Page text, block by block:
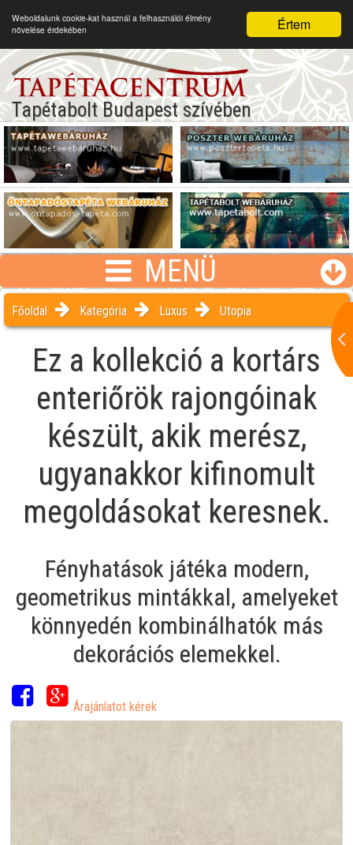
Értem
Weboldalunk cookie-kat használ a felhasználói élmény
növelése érdekében
Tapétabolt Budapest szívében
MENÜ
Főoldal Kategória Luxus Utopia
Ez a kollekció a kortárs
enteriőrök rajongóinak
készült, akik merész,
ugyanakkor kifinomult
megoldásokat keresnek.
Fényhatások játéka modern,
geometrikus mintákkal, amelyeket
könnyedén kombinálhatók más
dekorációs elemekkel.
Árajánlatot kérek